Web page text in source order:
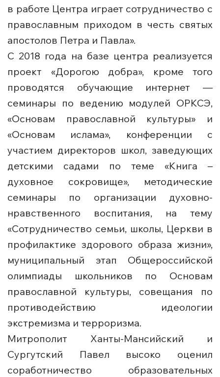
в работе Центра играет сотрудничество с
православным приходом в честь святых
апостолов Петра и Павла».
С 2018 года на базе центра реализуется
проект «Дорогою добра», кроме того
проводятся обучающие интернет —
семинары по ведению модулей ОРКСЭ,
«Основам православной культуры» и
«Основам ислама», конференции с
участием директоров школ, заведующих
детскими садами по теме «Книга –
духовное сокровище», методические
семинары по организации духовно-
нравственного воспитания, на тему
«Сотрудничество семьи, школы, Церкви в
профилактике здорового образа жизни»,
муниципальный этап Общероссийской
олимпиады школьников по Основам
православной культуры, совещания по
противодействию идеологии
экстремизма и терроризма.
Митрополит Ханты-Мансийский и
Сургутский Павел высоко оценил
соработничество образовательных